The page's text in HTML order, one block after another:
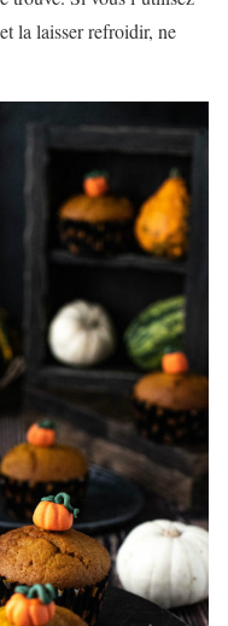
la laisser refroidir, ne